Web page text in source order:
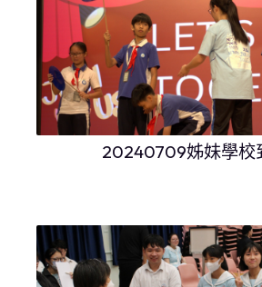
20240709姊妹學校